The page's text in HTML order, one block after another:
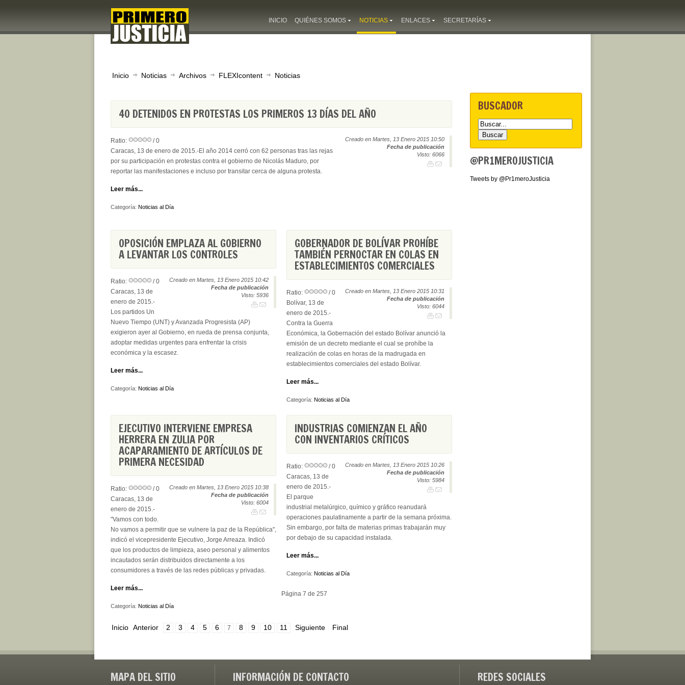
INICIO QUIÉNES SOMOS NOTICIAS ENLACES SECRETARÍAS
Inicio Noticias Archivos FLEXIcontent Noticias
40 DETENIDOS EN PROTESTAS LOS PRIMEROS 13 DÍAS DEL AÑO
Creado en Martes, 13 Enero 2015 10:50
Fecha de publicación
Visto: 6066
Ratio:
/ 0
Caracas, 13 de enero de 2015.-El año 2014 cerró con 62 personas tras las rejas
por su participación en protestas contra el gobierno de Nicolás Maduro, por
reportar las manifestaciones e incluso por transitar cerca de alguna protesta.
Leer más...
Categoría: Noticias al Día
OPOSICIÓN EMPLAZA AL GOBIERNO
A LEVANTAR LOS CONTROLES
Creado en Martes, 13 Enero 2015 10:42
Fecha de publicación
Visto: 5936
Ratio:
/ 0
Caracas, 13 de
enero de 2015.-
Los partidos Un
Nuevo Tiempo (UNT) y Avanzada Progresista (AP)
exigieron ayer al Gobierno, en rueda de prensa conjunta,
adoptar medidas urgentes para enfrentar la crisis
económica y la escasez.
Leer más...
Categoría: Noticias al Día
GOBERNADOR DE BOLÍVAR PROHÍBE
TAMBIÉN PERNOCTAR EN COLAS EN
ESTABLECIMIENTOS COMERCIALES
Creado en Martes, 13 Enero 2015 10:31
Fecha de publicación
Visto: 6044
Ratio:
/ 0
Bolívar, 13 de
enero de 2015.-
Contra la Guerra
Económica, la Gobernación del estado Bolívar anunció la
emisión de un decreto mediante el cual se prohíbe la
realización de colas en horas de la madrugada en
establecimientos comerciales del estado Bolívar.
Leer más...
Categoría: Noticias al Día
EJECUTIVO INTERVIENE EMPRESA
HERRERA EN ZULIA POR
ACAPARAMIENTO DE ARTÍCULOS DE
PRIMERA NECESIDAD
Creado en Martes, 13 Enero 2015 10:38
Fecha de publicación
Visto: 6004
Ratio:
/ 0
Caracas, 13 de
enero de 2015.-
"Vamos con todo.
No vamos a permitir que se vulnere la paz de la República",
indicó el vicepresidente Ejecutivo, Jorge Arreaza. Indicó
que los productos de limpieza, aseo personal y alimentos
incautados serán distribuidos directamente a los
consumidores a través de las redes públicas y privadas.
Leer más...
Categoría: Noticias al Día
INDUSTRIAS COMIENZAN EL AÑO
CON INVENTARIOS CRÍTICOS
Creado en Martes, 13 Enero 2015 10:26
Fecha de publicación
Visto: 5984
Ratio:
/ 0
Caracas, 13 de
enero de 2015.-
El parque
industrial metalúrgico, químico y gráfico reanudará
operaciones paulatinamente a partir de la semana próxima.
Sin embargo, por falta de materias primas trabajarán muy
por debajo de su capacidad instalada.
Leer más...
Categoría: Noticias al Día
Página 7 de 257
Inicio Anterior 2 3 4 5 6 7 8 9 10 11 Siguiente Final
BUSCADOR
@PR1MEROJUSTICIA
Tweets by @Pr1meroJusticia
MAPA DEL SITIO INFORMACIÓN DE CONTACTO REDES SOCIALES